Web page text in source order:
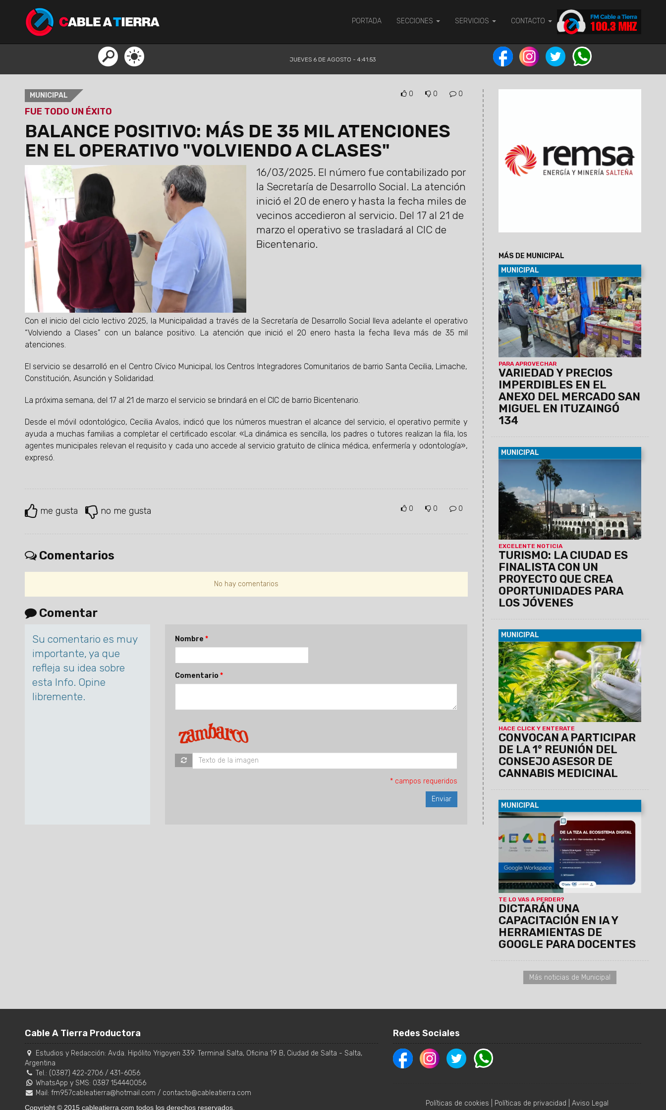
PORTADA SECCIONES SERVICIOS CONTACTO
JUEVES 6 DE AGOSTO - 4:41:53
MUNICIPAL 0 0 0
FUE TODO UN ÉXITO
BALANCE POSITIVO: MÁS DE 35 MIL ATENCIONES
EN EL OPERATIVO "VOLVIENDO A CLASES"
16/03/2025. El número fue contabilizado por
la Secretaría de Desarrollo Social. La atención
inició el 20 de enero y hasta la fecha miles de
vecinos accedieron al servicio. Del 17 al 21 de
marzo el operativo se trasladará al CIC de
Bicentenario.
Con el inicio del ciclo lectivo 2025, la Municipalidad a través de la Secretaría de Desarrollo Social lleva adelante el operativo
“Volviendo a Clases” con un balance positivo. La atención que inició el 20 enero hasta la fecha lleva más de 35 mil
atenciones.
El servicio se desarrolló en el Centro Cívico Municipal, los Centros Integradores Comunitarios de barrio Santa Cecilia, Limache,
Constitución, Asunción y Solidaridad.
La próxima semana, del 17 al 21 de marzo el servicio se brindará en el CIC de barrio Bicentenario.
Desde el móvil odontológico, Cecilia Avalos, indicó que los números muestran el alcance del servicio, el operativo permite y
ayuda a muchas familias a completar el certificado escolar. «La dinámica es sencilla, los padres o tutores realizan la fila, los
agentes municipales relevan el requisito y cada uno accede al servicio gratuito de clínica médica, enfermería y odontología»,
expresó.
me gusta no me gusta 0 0 0
Comentarios
No hay comentarios
Comentar
Su comentario es muy
importante, ya que
refleja su idea sobre
esta Info. Opine
libremente.
Nombre
Comentario
* campos requeridos
MÁS DE MUNICIPAL
MUNICIPAL
PARA APROVECHAR
VARIEDAD Y PRECIOS
IMPERDIBLES EN EL
ANEXO DEL MERCADO SAN
MIGUEL EN ITUZAINGÓ
134
06/08/2026 En este espacio, los
vecinos pueden encontrar alimentos
frescos, frutas y verduras, pollo,
pescado, cabrito, lechón y carne vacuna,
también todo tipo de harinas, especias,
legumbres, regionales, artículos de
limpieza y servicio técnico para
celulares, entre otros.
MUNICIPAL
EXCELENTE NOTICIA
TURISMO: LA CIUDAD ES
FINALISTA CON UN
PROYECTO QUE CREA
OPORTUNIDADES PARA
LOS JÓVENES
06/08/2026 Se trata de un concurso
nacional de la Red Federal de Turismo
junto a la Fundación Plan21 y la
Fundación Zurich. El proyecto salteño se
denomina “Embajadores de la
sostenibilidad y la transformación del
destino: La Voz Joven del Turismo”.
MUNICIPAL
HACE CLICK Y ENTERATE
CONVOCAN A PARTICIPAR
DE LA 1° REUNIÓN DEL
CONSEJO ASESOR DE
CANNABIS MEDICINAL
05/08/2026 La cita será el viernes 14
de agosto a las 10 en el Concejo
Deliberante, Av. Líbano 891. El objetivo es
promover un espacio participativo,
interdisciplinario e informativo sobre la
temática.
MUNICIPAL
TE LO VAS A PERDER?
DICTARÁN UNA
CAPACITACIÓN EN IA Y
HERRAMIENTAS DE
GOOGLE PARA DOCENTES
05/08/2026 Con el objetivo de integrar
nuevas tecnologías en el aula, la
Municipalidad, junto al Ministerio de
Educación de la Provincia y Neurona
Comercial, impulsan un curso destinado
a docentes. La formación será este
sábado 8 de 8:30 a 13:30 en el CIC de
San Benito. Cuenta con puntaje.
Más noticias de Municipal
Cable A Tierra Productora
Estudios y Redacción: Avda. Hipólito Yrigoyen 339. Terminal Salta, Oficina 19 B, Ciudad de Salta - Salta,
Argentina
Tel.: (0387) 422-2706 / 431-6056
WhatsApp y SMS: 0387 154440056
Mail: fm957cableatierra@hotmail.com / contacto@cableatierra.com
Copyright © 2015 cableatierra.com todos los derechos reservados.
Redes Sociales
Políticas de cookies Políticas de privacidad |Aviso Legal